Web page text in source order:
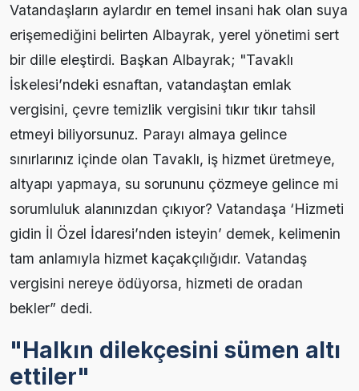
Vatandaşların aylardır en temel insani hak olan suya
erişemediğini belirten Albayrak, yerel yönetimi sert
bir dille eleştirdi. Başkan Albayrak; "Tavaklı
İskelesi’ndeki esnaftan, vatandaştan emlak
vergisini, çevre temizlik vergisini tıkır tıkır tahsil
etmeyi biliyorsunuz. Parayı almaya gelince
sınırlarınız içinde olan Tavaklı, iş hizmet üretmeye,
altyapı yapmaya, su sorununu çözmeye gelince mi
sorumluluk alanınızdan çıkıyor? Vatandaşa ‘Hizmeti
gidin İl Özel İdaresi’nden isteyin’ demek, kelimenin
tam anlamıyla hizmet kaçakçılığıdır. Vatandaş
vergisini nereye ödüyorsa, hizmeti de oradan
bekler” dedi.
"Halkın dilekçesini sümen altı
ettiler"